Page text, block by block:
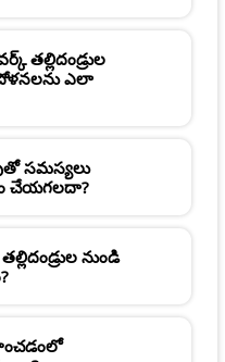
తల్లిదండ్రుల
ఎలా
సమస్యలు
చేయగలదా?
నుండి